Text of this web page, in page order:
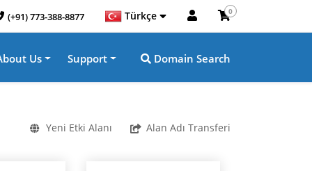
(+91) 773-388-8877 Türkçe 0
Us Support Domain Search
Yeni Etki Alanı Alan Adı Transferi